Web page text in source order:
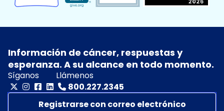
Información de cáncer, respuestas y
esperanza. A su alcance en todo momento.
Síganos
Llámenos
800.227.2345
Registrarse con correo electrónico